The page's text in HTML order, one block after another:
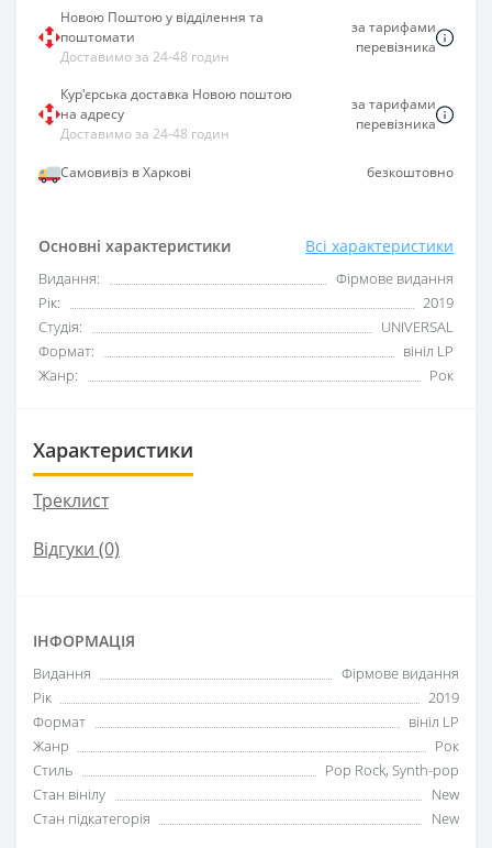
Основні характеристики Всі характеристики
Видання:
Фірмове видання
Рік:
2019
Студія:
UNIVERSAL
Формат:
вініл LP
Жанр:
Рок
Новою Поштою у відділення та
поштомати
Доставимо за 24-48 годин
за тарифами
перевізника
Кур'єрська доставка Новою поштою
на адресу
Доставимо за 24-48 годин
за тарифами
перевізника
Самовивіз в Харкові безкоштовно
Характеристики
Треклист
Відгуки (0)
ІНФОРМАЦІЯ
Видання
Фірмове видання
Рік
2019
Формат
вініл LP
Жанр
Рок
Стиль
Pop Rock, Synth-pop
Стан вінілу
New
Стан підкатегорія
New